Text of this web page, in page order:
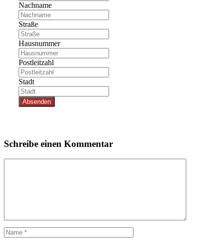
Nachname
Straße
Hausnummer
Postleitzahl
Stadt
Absenden
Schreibe einen Kommentar
Name